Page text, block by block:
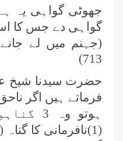
جھوٹی گواہی یہ
گواہی دے جس کا
713)
حضرت سیدنا شیخ عز
فرماتے ہیں اگر
ہوتو
(1)نافرمانی کا گناہ (